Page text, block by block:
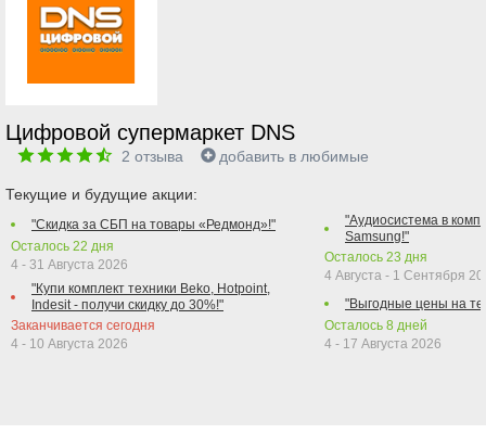
Цифровой супермаркет DNS
2 отзыва добавить в любимые
Текущие и будущие акции:
"Скидка за СБП на товары «Редмонд»!"
Осталось 22 дня
4 - 31 Августа 2026
"Купи комплект техники Beko, Hotpoint,
Indesit - получи скидку до 30%!"
Заканчивается сегодня
4 - 10 Августа 2026
"Аудиосистема в
Samsung!"
Осталось 23 дня
4 Августа - 1 Сентября
"Выгодные цены на
Осталось 8 дней
4 - 17 Августа 2026